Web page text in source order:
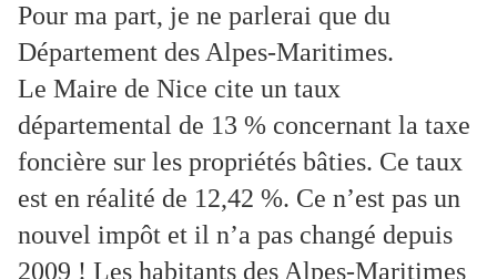
Pour ma part, je ne parlerai que du
Département des Alpes-Maritimes.
Le Maire de Nice cite un taux
départemental de 13 % concernant la taxe
foncière sur les propriétés bâties. Ce taux
est en réalité de 12,42 %. Ce n’est pas un
nouvel impôt et il n’a pas changé depuis
2009 ! Les habitants des Alpes-Maritimes